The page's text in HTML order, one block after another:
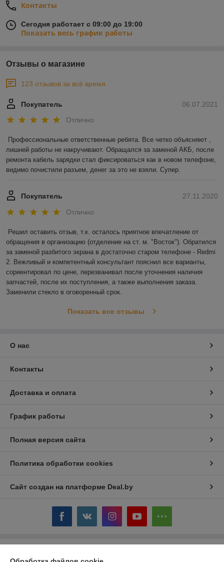
Контакты
Сегодня работает с 09:00 до 19:00
Показать весь график работы
Отзывы о магазине
123 отзывов за всё время
06.07.2021
Покупатель
Отлично
Профессиональные ответственные ребята. Все четко объясняют ,
лишней работы не накручивают. Обращался за заменой АКБ, после
ремонта кабель зарядки стал фиксироваться как в новом телефоне,
видимо почистили разъем, денег за это не взяли. Супер.
27.11.2020
Покупатель
Отлично
Решил оставить отзыв, т.к. осталось приятное впечатление от
обращения в организацию (отделение на ст. м. "Восток"). Обратился
за заменой разбитого экрана в достаточно старом телефоне - Redmi
2. Вежливый и компетентный консультант пояснил все варианты,
сориентировал по цене, перезванивал после уточнения наличия
запчастей, после их поступления, а также выполнения заказа.
Заменили стекло в оговоренный срок.
Показать все отзывы
О нас
Контакты
Доставка и оплата
График работы
Полная версия сайта
Политика обработки cookies
Сайт создан на платформе Deal.by